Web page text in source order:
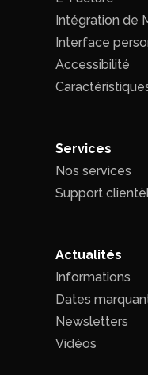
Intégration de
Interface
Accessibilité
Services
Nos services
Support
Actualités
Informations
Dates
Newsletters
Vidéos